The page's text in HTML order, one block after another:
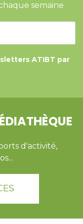
semaine
ATIBT par
d'activité,